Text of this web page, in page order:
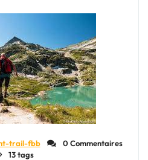
trail-fbb
0 Commentaires
13 tags